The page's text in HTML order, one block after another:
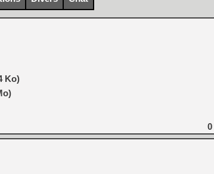
[GK] Beast of
[GK] Ubisoft : fin de partie
[GK] Mémoire cash -
[GK] Dan Houser (GTA)
[GK] Comment EA Sports
[GK] Crimson Moon : un
[GK] Isle of Reveries : le
[GK] Moonlighter 2 : The
[GK] Capcom relance
[Mo5] Deux inédits du
[GK] Le beat'em up The
[GK] Endless Legend 2 :
Ko)
0